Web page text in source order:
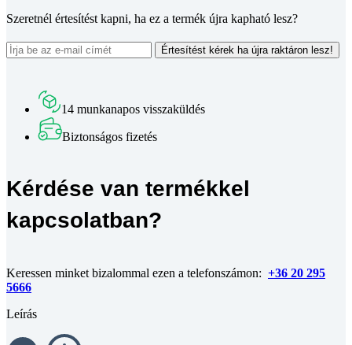
Szeretnél értesítést kapni, ha ez a termék újra kapható lesz?
Értesítést kérek ha újra raktáron lesz!
14 munkanapos visszaküldés
Biztonságos fizetés
Kérdése van termékkel
kapcsolatban?
Keressen minket bizalommal ezen a telefonszámon: +36 20 295
5666
Leírás